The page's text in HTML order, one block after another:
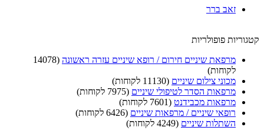
זאב ברר
פופולריות
מרפאת שיניים חירום / רופא שיניים עזרה ראשונה (14078
לקוחות)
מכוני צילום שיניים (11130 לקוחות)
מרפאות הסדר לטיפולי שיניים (7975 לקוחות)
מרפאות מכבידנט (7601 לקוחות)
רופאי שיניים / מרפאות שיניים (6426 לקוחות)
השתלות שיניים (4249 לקוחות)